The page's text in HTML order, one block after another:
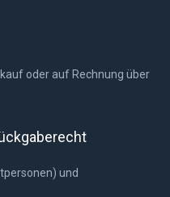
oder auf Rechnung über
und